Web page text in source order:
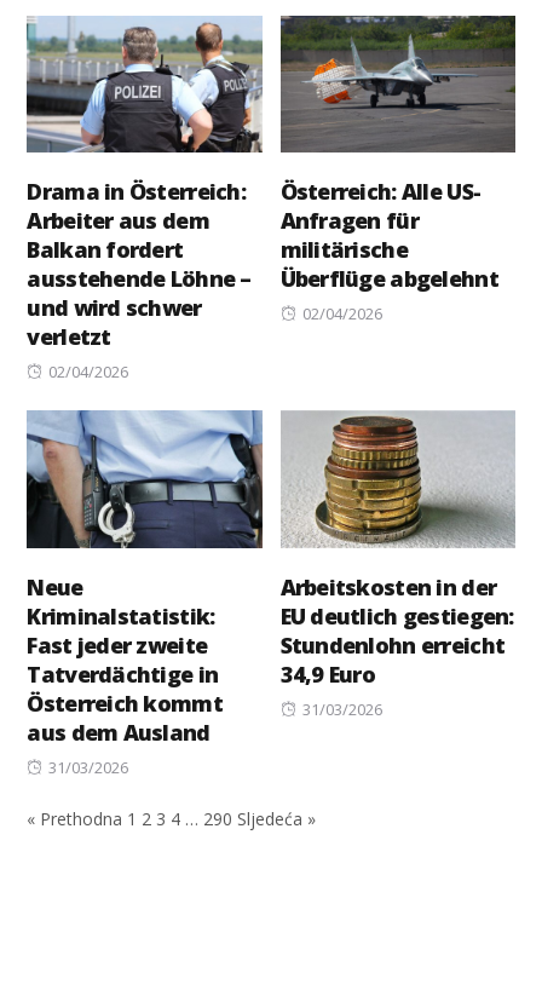
Drama in Österreich:
Arbeiter aus dem
Balkan fordert
ausstehende Löhne –
und wird schwer
verletzt
Posted
02/04/2026
Österreich: Alle US-
Anfragen für
militärische
Überflüge abgelehnt
Posted
02/04/2026
Neue
Kriminalstatistik:
Fast jeder zweite
Tatverdächtige in
Österreich kommt
aus dem Ausland
Posted
31/03/2026
Arbeitskosten in der
EU deutlich gestiegen:
Stundenlohn erreicht
34,9 Euro
Posted
31/03/2026
« Prethodna 1 2 3 4 … 290 Sljedeća »